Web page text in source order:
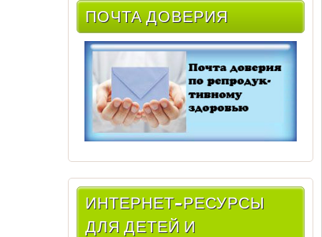
ПОЧТА ДОВЕРИЯ
ИНТЕРНЕТ-РЕСУРСЫ
ДЛЯ ДЕТЕЙ И